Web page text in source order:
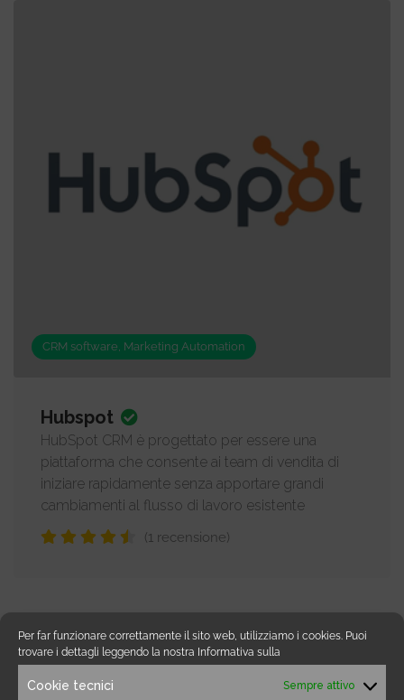
Per far funzionare correttamente il sito web, utilizziamo i cookies. Puoi
trovare i dettagli leggendo la nostra Informativa sulla
Cookie tecnici Sempre attivo
Categorie Software
CRM software, Marketing Automation
Hubspot
HubSpot CRM è progettato per essere una
piattaforma che consente ai team di vendita di
iniziare rapidamente senza apportare grandi
cambiamenti al flusso di lavoro esistente
(1 recensione)